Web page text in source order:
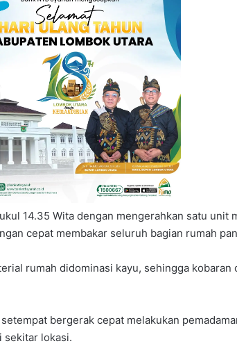
14.35 Wita dengan mengerahkan satu unit
cepat membakar seluruh bagian rumah
rumah didominasi kayu, sehingga kobaran
bergerak cepat melakukan
sekitar lokasi.